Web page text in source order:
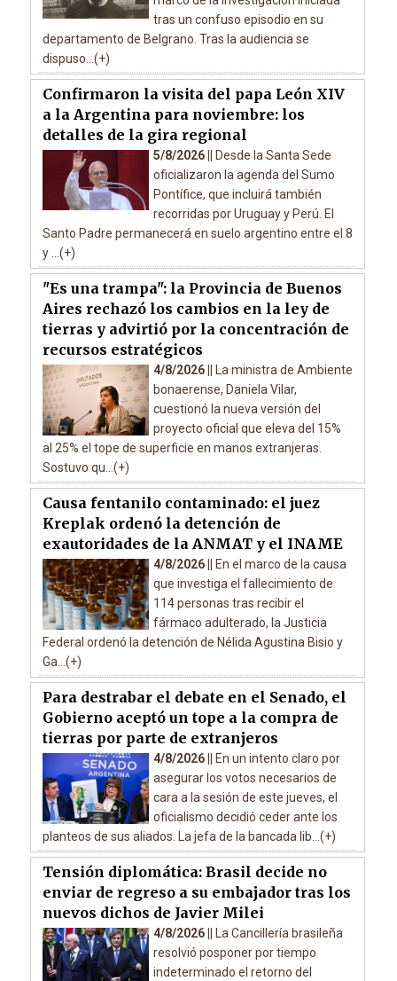
tras un confuso episodio en su
departamento de Belgrano. Tras la audiencia se
dispuso...(+)
Confirmaron la visita del papa León XIV
a la Argentina para noviembre: los
detalles de la gira regional
5/8/2026 ||
Desde la Santa Sede
oficializaron la agenda del Sumo
Pontífice, que incluirá también
recorridas por Uruguay y Perú. El
Santo Padre permanecerá en suelo argentino entre el 8
y ...(+)
"Es una trampa": la Provincia de Buenos
Aires rechazó los cambios en la ley de
tierras y advirtió por la concentración de
recursos estratégicos
4/8/2026 ||
La ministra de Ambiente
bonaerense, Daniela Vilar,
cuestionó la nueva versión del
proyecto oficial que eleva del 15%
al 25% el tope de superficie en manos extranjeras.
Sostuvo qu...(+)
Causa fentanilo contaminado: el juez
Kreplak ordenó la detención de
exautoridades de la ANMAT y el INAME
4/8/2026 ||
En el marco de la causa
que investiga el fallecimiento de
114 personas tras recibir el
fármaco adulterado, la Justicia
Federal ordenó la detención de Nélida Agustina Bisio y
Ga...(+)
Para destrabar el debate en el Senado, el
Gobierno aceptó un tope a la compra de
tierras por parte de extranjeros
4/8/2026 ||
En un intento claro por
asegurar los votos necesarios de
cara a la sesión de este jueves, el
oficialismo decidió ceder ante los
planteos de sus aliados. La jefa de la bancada lib...(+)
Tensión diplomática: Brasil decide no
enviar de regreso a su embajador tras los
nuevos dichos de Javier Milei
4/8/2026 ||
La Cancillería brasileña
resolvió posponer por tiempo
indeterminado el retorno del